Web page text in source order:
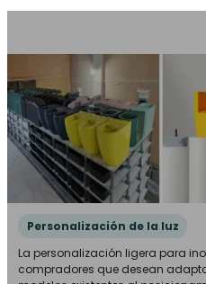
Personalización de la luz
La personalización ligera para
compradores que desean